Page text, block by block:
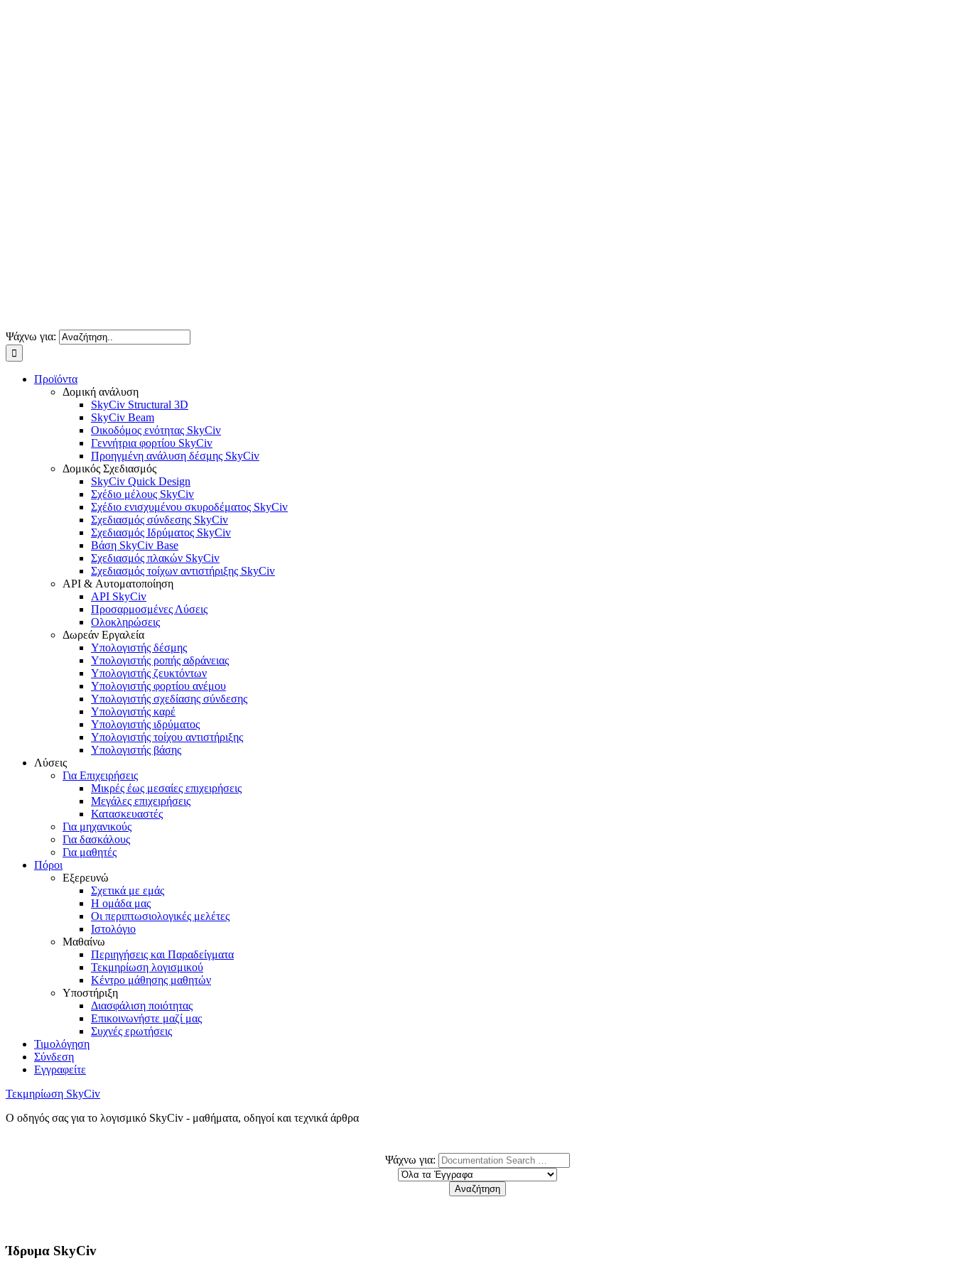
Ψάχνω για:
Προϊόντα
Δομική ανάλυση
SkyCiv Structural 3D
SkyCiv Beam
Οικοδόμος ενότητας SkyCiv
Γεννήτρια φορτίου SkyCiv
Προηγμένη ανάλυση δέσμης SkyCiv
Δομικός Σχεδιασμός
SkyCiv Quick Design
Σχέδιο μέλους SkyCiv
Σχέδιο ενισχυμένου σκυροδέματος SkyCiv
Σχεδιασμός σύνδεσης SkyCiv
Σχεδιασμός Ιδρύματος SkyCiv
Βάση SkyCiv Base
Σχεδιασμός πλακών SkyCiv
Σχεδιασμός τοίχων αντιστήριξης SkyCiv
API & Αυτοματοποίηση
API SkyCiv
Προσαρμοσμένες Λύσεις
Ολοκληρώσεις
Δωρεάν Εργαλεία
Υπολογιστής δέσμης
Υπολογιστής ροπής αδράνειας
Υπολογιστής ζευκτόντων
Υπολογιστής φορτίου ανέμου
Υπολογιστής σχεδίασης σύνδεσης
Υπολογιστής καρέ
Υπολογιστής ιδρύματος
Υπολογιστής τοίχου αντιστήριξης
Υπολογιστής βάσης
Λύσεις
Για Επιχειρήσεις
Μικρές έως μεσαίες επιχειρήσεις
Μεγάλες επιχειρήσεις
Κατασκευαστές
Για μηχανικούς
Για δασκάλους
Για μαθητές
Πόροι
Εξερευνώ
Σχετικά με εμάς
Η ομάδα μας
Οι περιπτωσιολογικές μελέτες
Ιστολόγιο
Μαθαίνω
Περιηγήσεις και Παραδείγματα
Τεκμηρίωση λογισμικού
Κέντρο μάθησης μαθητών
Υποστήριξη
Διασφάλιση ποιότητας
Επικοινωνήστε μαζί μας
Συχνές ερωτήσεις
Τιμολόγηση
Σύνδεση
Εγγραφείτε
Τεκμηρίωση SkyCiv
Ο οδηγός σας για το λογισμικό SkyCiv - μαθήματα, οδηγοί και τεχνικά άρθρα
Ψάχνω για:
Ίδρυμα SkyCiv